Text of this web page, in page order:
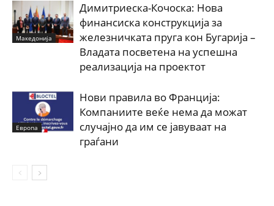
Македонија
Димитриеска-Кочоска: Нова
финансиска конструкција за
железничката пруга кон Бугарија –
Владата посветена на успешна
реализација на проектот
Европа
Нови правила во Франција:
Компаниите веќе нема да можат
случајно да им се јавуваат на
граѓани